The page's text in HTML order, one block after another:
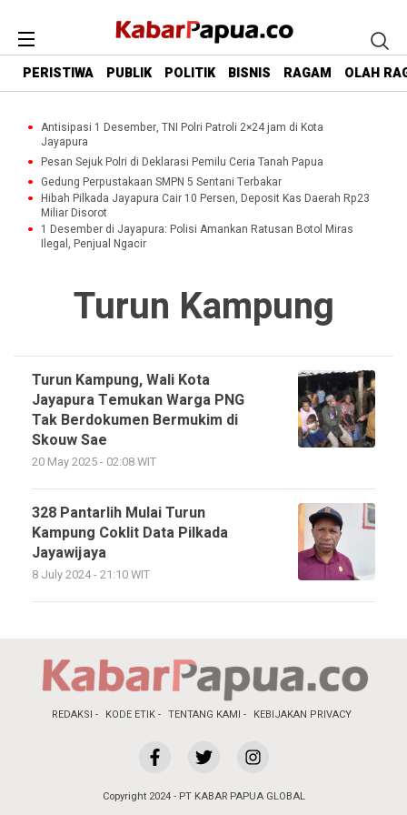
PERISTIWA PUBLIK POLITIK BISNIS RAGAM OLAH
Antisipasi 1 Desember, TNI Polri Patroli 2×24 jam di Kota
Jayapura
Pesan Sejuk Polri di Deklarasi Pemilu Ceria Tanah Papua
Gedung Perpustakaan SMPN 5 Sentani Terbakar
Hibah Pilkada Jayapura Cair 10 Persen, Deposit Kas Daerah Rp23
Miliar Disorot
1 Desember di Jayapura: Polisi Amankan Ratusan Botol Miras
Ilegal, Penjual Ngacir
Turun Kampung
Turun Kampung, Wali Kota
Jayapura Temukan Warga PNG
Tak Berdokumen Bermukim di
Skouw Sae
20 May 2025 - 02:08 WIT
328 Pantarlih Mulai Turun
Kampung Coklit Data Pilkada
Jayawijaya
8 July 2024 - 21:10 WIT
REDAKSI KODE ETIK TENTANG KAMI KEBIJAKAN PRIVACY
Copyright 2024 - PT KABAR PAPUA GLOBAL